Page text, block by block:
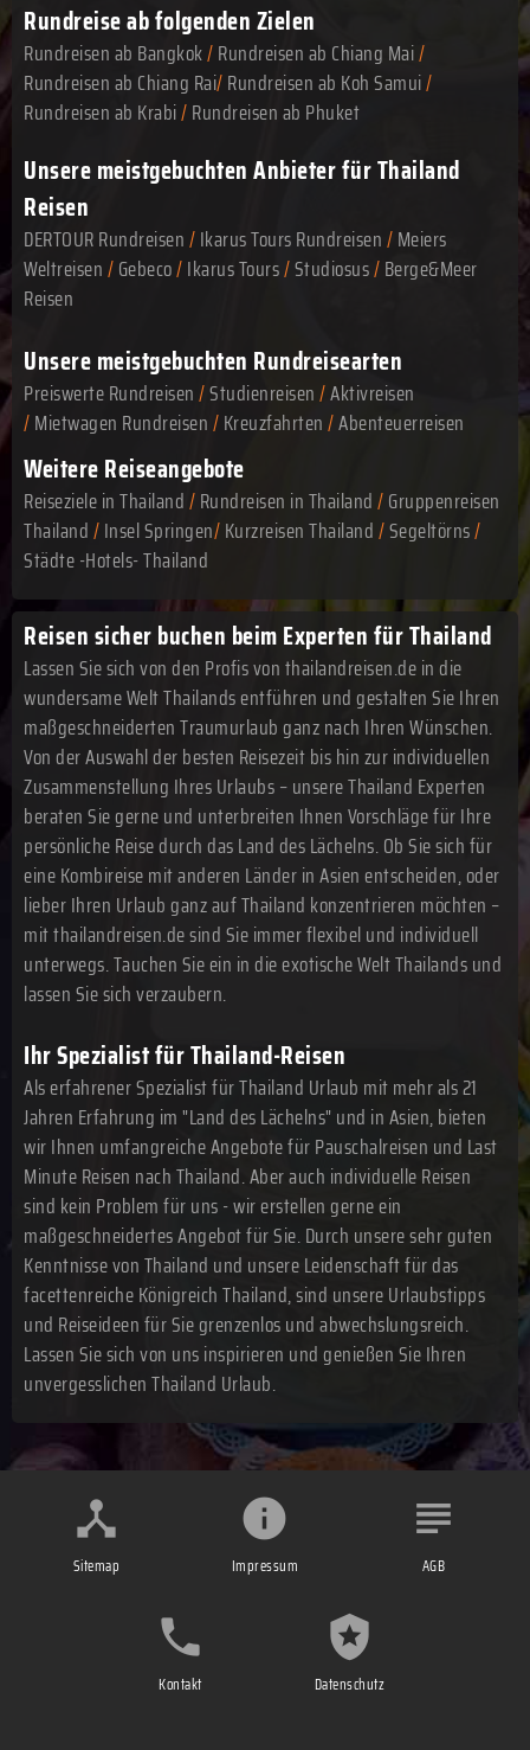
Rundreise ab folgenden Zielen
Rundreisen ab Bangkok/Rundreisen ab Chiang Mai/
Rundreisen ab Chiang Rai/Rundreisen ab Koh Samui/
Rundreisen ab Krabi/Rundreisen ab Phuket
Unsere meistgebuchten Anbieter für Thailand
Reisen
DERTOUR Rundreisen/Ikarus Tours Rundreisen/Meiers
Weltreisen/Gebeco/Ikarus Tours/Studiosus/Berge&Meer
Reisen
Unsere meistgebuchten Rundreisearten
Preiswerte Rundreisen/Studienreisen/Aktivreisen
/Mietwagen Rundreisen/Kreuzfahrten/Abenteuerreisen
Weitere Reiseangebote
Reiseziele in Thailand/Rundreisen in Thailand/Gruppenreisen
Thailand/Insel Springen/Kurzreisen Thailand/Segeltörns/
Städte -Hotels- Thailand
Reisen sicher buchen beim Experten für Thailand
Lassen Sie sich von den Profis von thailandreisen.de in die
wundersame Welt Thailands entführen und gestalten Sie Ihren
maßgeschneiderten Traumurlaub ganz nach Ihren Wünschen.
Von der Auswahl der besten Reisezeit bis hin zur individuellen
Zusammenstellung Ihres Urlaubs – unsere Thailand Experten
beraten Sie gerne und unterbreiten Ihnen Vorschläge für Ihre
persönliche Reise durch das Land des Lächelns. Ob Sie sich für
eine Kombireise mit anderen Länder in Asien entscheiden, oder
lieber Ihren Urlaub ganz auf Thailand konzentrieren möchten –
mit thailandreisen.de sind Sie immer flexibel und individuell
unterwegs. Tauchen Sie ein in die exotische Welt Thailands und
lassen Sie sich verzaubern.
Ihr Spezialist für Thailand-Reisen
Als erfahrener Spezialist für Thailand Urlaub mit mehr als 21
Jahren Erfahrung im "Land des Lächelns" und in Asien, bieten
wir Ihnen umfangreiche Angebote für Pauschalreisen und Last
Minute Reisen nach Thailand. Aber auch individuelle Reisen
sind kein Problem für uns - wir erstellen gerne ein
maßgeschneidertes Angebot für Sie. Durch unsere sehr guten
Kenntnisse von Thailand und unsere Leidenschaft für das
facettenreiche Königreich Thailand, sind unsere Urlaubstipps
und Reiseideen für Sie grenzenlos und abwechslungsreich.
Lassen Sie sich von uns inspirieren und genießen Sie Ihren
unvergesslichen Thailand Urlaub.
Sitemap Impressum AGB
Kontakt Datenschutz